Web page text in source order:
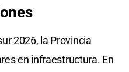
2026, la Provincia
en infraestructura. En